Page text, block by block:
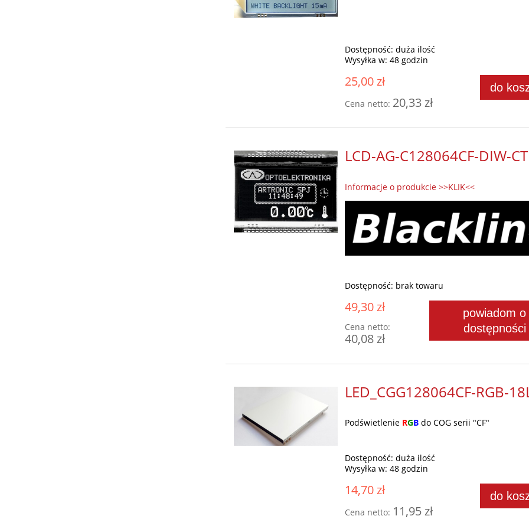
Dostępność: duża ilość
Wysyłka w: 48 godzin
25,00 zł
Cena netto: 20,33 zł
do
LCD-AG-C128064CF-DIW-
Informacje o produkcie >>KLIK<<
Dostępność: brak towaru
49,30 zł
Cena netto:
40,08 zł
powiadom o
dostępności
LED_CGG128064CF-RGB-
Podświetlenie RGB do COG serii "CF"
Dostępność: duża ilość
Wysyłka w: 48 godzin
14,70 zł
Cena netto: 11,95 zł
do